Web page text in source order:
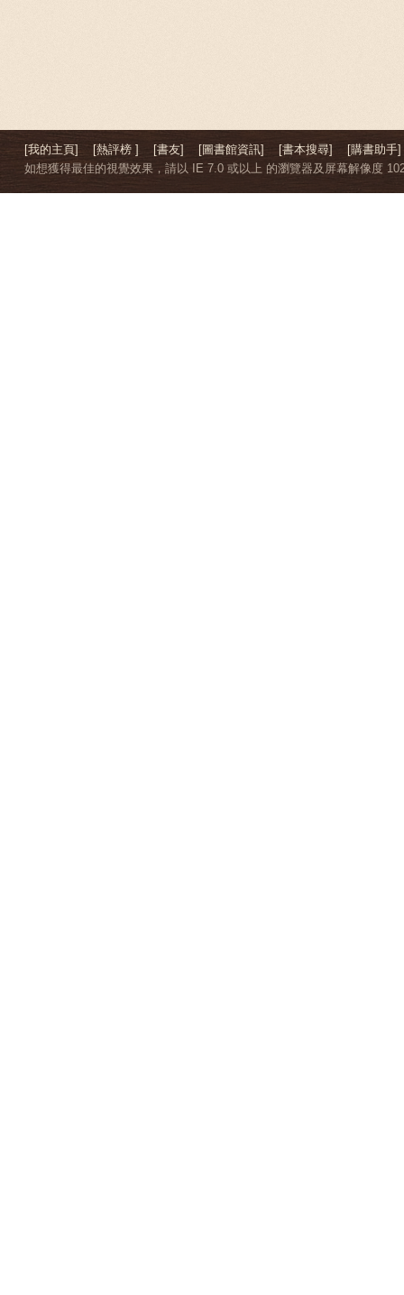
[我的主頁] [熱評榜 ] [書友] [圖書館資訊] [書本搜尋]
[購書助手]
如想獲得最佳的視覺效果，請以 IE 7.0 或以上 的瀏覽器及屏幕解像度